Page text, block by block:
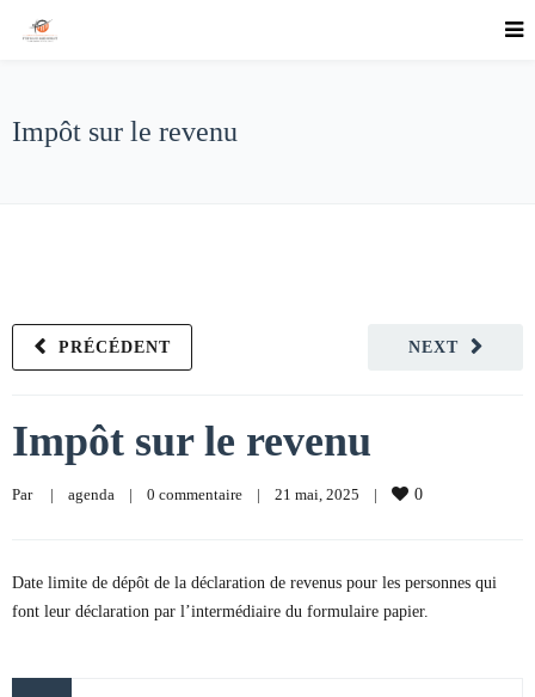
Impôt sur le revenu
NEXT
PRÉCÉDENT
Impôt sur le revenu
Par | agenda | 0 commentaire | 21 mai, 2025 | 0
Date limite de dépôt de la déclaration de revenus pour les personnes qui
font leur déclaration par l’intermédiaire du formulaire papier.